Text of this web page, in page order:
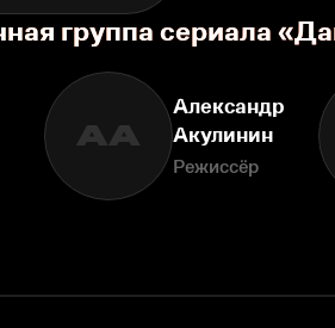
группа сериала
АА
Александр
Акулинин
Режиссёр